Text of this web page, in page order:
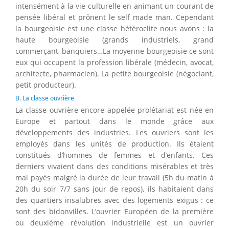
intensément à la vie culturelle en animant un courant de
pensée libéral et prônent le self made man. Cependant
la bourgeoisie est une classe hétéroclite nous avons : la
haute bourgeoisie (grands industriels, grand
commerçant, banquiers…La moyenne bourgeoisie ce sont
eux qui occupent la profession libérale (médecin, avocat,
architecte, pharmacien). La petite bourgeoisie (négociant,
petit producteur).
B. La classe ouvrière
La classe ouvrière encore appelée prolétariat est née en
Europe et partout dans le monde grâce aux
développements des industries. Les ouvriers sont les
employés dans les unités de production. Ils étaient
constitués d’hommes de femmes et d’enfants. Ces
derniers vivaient dans des conditions misérables et très
mal payés malgré la durée de leur travail (5h du matin à
20h du soir 7/7 sans jour de repos), ils habitaient dans
des quartiers insalubres avec des logements exigus : ce
sont des bidonvilles. L’ouvrier Européen de la première
ou deuxième révolution industrielle est un ouvrier